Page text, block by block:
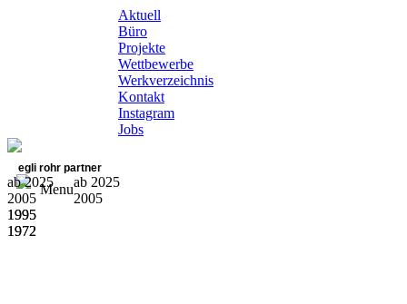
Aktuell
Büro
Projekte
Wettbewerbe
Werkverzeichnis
Kontakt
Instagram
Jobs
egli rohr partner
Menu
ab 2025
2005
1995
1972
ab 2025
2005
1995
1972